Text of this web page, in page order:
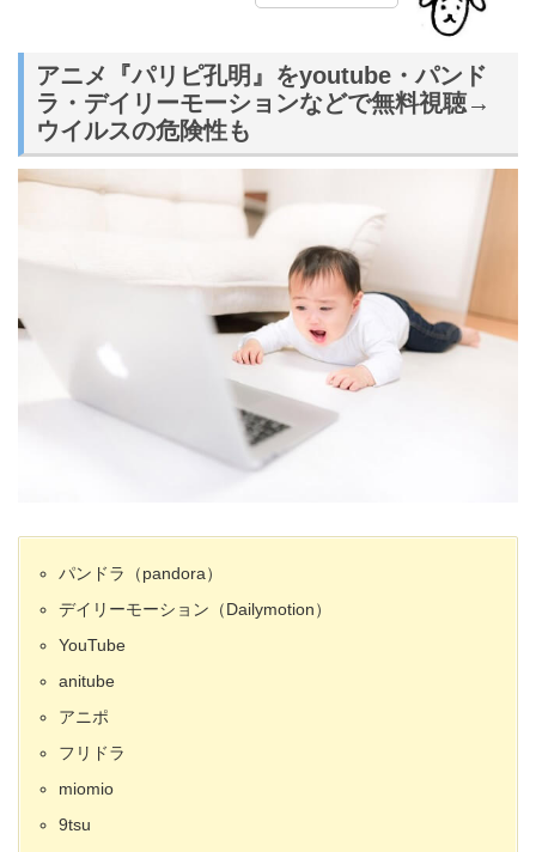
アニメ『パリピ孔明』をyoutube・パンド
ラ・デイリーモーションなどで無料視聴→
ウイルスの危険性も
パンドラ（pandora）
デイリーモーション（Dailymotion）
YouTube
anitube
アニポ
フリドラ
miomio
9tsu